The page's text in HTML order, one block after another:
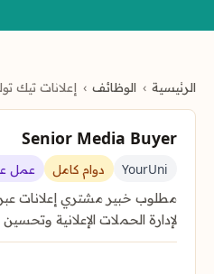
الرئيسية الوظائف إعلانات تيك
Senior Media Buyer
YourUni دوام كامل عمل
مطلوب خبير مشتري إعلانات
لإدارة الحملات الإعلانية